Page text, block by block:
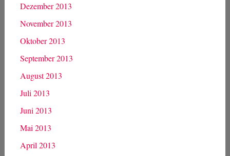
Dezember 2013
November 2013
Oktober 2013
September 2013
August 2013
Juli 2013
Juni 2013
Mai 2013
April 2013